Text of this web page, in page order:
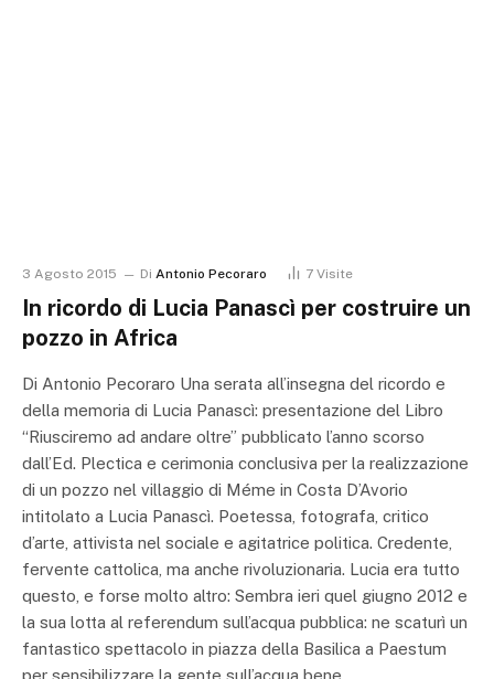
3 Agosto 2015 Di Antonio Pecoraro 7 Visite
In ricordo di Lucia Panascì per costruire un
pozzo in Africa
Di Antonio Pecoraro Una serata all’insegna del ricordo e
della memoria di Lucia Panascì: presentazione del Libro
“Riusciremo ad andare oltre” pubblicato l’anno scorso
dall’Ed. Plectica e cerimonia conclusiva per la realizzazione
di un pozzo nel villaggio di Méme in Costa D’Avorio
intitolato a Lucia Panascì. Poetessa, fotografa, critico
d’arte, attivista nel sociale e agitatrice politica. Credente,
fervente cattolica, ma anche rivoluzionaria. Lucia era tutto
questo, e forse molto altro: Sembra ieri quel giugno 2012 e
la sua lotta al referendum sull’acqua pubblica: ne scaturì un
fantastico spettacolo in piazza della Basilica a Paestum